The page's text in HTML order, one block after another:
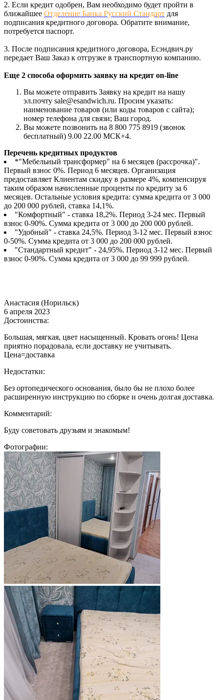
2. Если кредит одобрен, Вам необходимо будет пройти в
ближайшее Отделение Банка Русский Стандарт для
подписания кредитного договора. Обратите внимание,
потребуется паспорт.
3. После подписания кредитного договора, Есэндвич.ру
передает Ваш Заказ к отгрузке в транспортную компанию.
Еще 2 способа оформить заявку на кредит on-line
Вы можете отправить Заявку на кредит на нашу
эл.почту sale@esandwich.ru. Просим указать:
наименование товаров (или коды товаров с сайта);
номер телефона для связи; Ваш город.
Вы можете позвонить на 8 800 775 8919 (звонок
бесплатный) 9.00 22.00 МСК+4.
Перечень кредитных продуктов
*"Мебельный трансформер" на 6 месяцев (рассрочка)".
Первый взнос 0%. Период 6 месяцев. Организация
предоставляет Клиентам скидку в размере 4%, компенсируя
таким образом начисленные проценты по кредиту за 6
месяцев. Остальные условия кредита: сумма кредита от 3 000
до 200 000 рублей, ставка 14,1%.
"Комфортный" - ставка 18,2%. Период 3-24 мес. Первый
взнос 0-90%. Сумма кредита от 3 000 до 200 000 рублей.
"Удобный" - ставка 24,5%. Период 3-12 мес. Первый взнос
0-50%. Сумма кредита от 3 000 до 200 000 рублей.
"Стандартный кредит" - 24,95%. Период 3-12 мес. Первый
взнос 0-90%. Сумма кредита от 3 000 до 99 999 рублей.
Анастасия (Норильск)
6 апреля 2023
Достоинства:
Большая, мягкая, цвет насыщенный. Кровать огонь! Цена
приятно порадовала, если доставку не учитывать.
Цена=доставка
Недостатки:
Без ортопедического основания, было бы не плохо более
расширенную инструкцию по сборке и очень долгая доставка.
Комментарий:
Буду советовать друзьям и знакомым!
Фотографии: